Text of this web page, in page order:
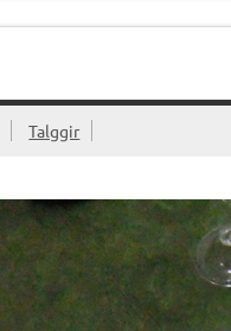
Talggir